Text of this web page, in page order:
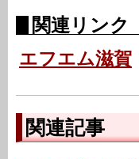
関連リンク
エフエム滋賀
関連記事